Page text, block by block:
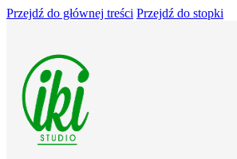
Przejdź do głównej treści Przejdź do stopki